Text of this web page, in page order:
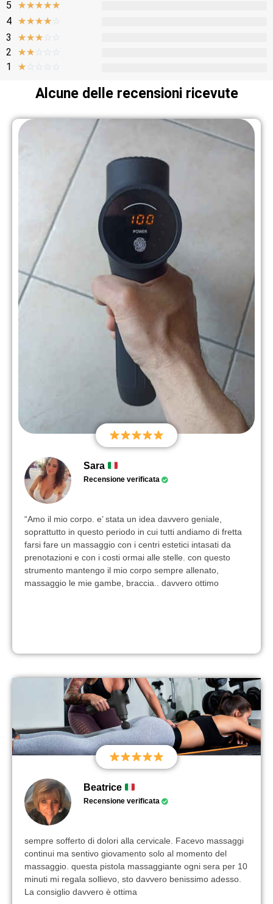
5 ★★★★★
4 ☆☆☆☆☆
3 ☆☆☆☆ ☆
2 ☆☆☆ ☆ ☆
1 ☆☆ ☆ ☆ ☆
Alcune delle recensioni ricevute
Sara
Recensione verificata
“Amo il mio corpo. e’ stata un idea davvero geniale,
soprattutto in questo periodo in cui tutti andiamo di fretta
farsi fare un massaggio con i centri estetici intasati da
prenotazioni e con i costi ormai alle stelle. con questo
strumento mantengo il mio corpo sempre allenato,
massaggio le mie gambe, braccia.. davvero ottimo
Beatrice
Recensione verificata
sempre sofferto di dolori alla cervicale. Facevo massaggi
continui ma sentivo giovamento solo al momento del
massaggio. questa pistola massaggiante ogni sera per 10
minuti mi regala sollievo, sto davvero benissimo adesso.
La consiglio davvero è ottima